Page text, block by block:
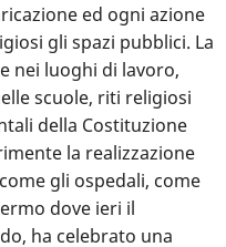
ed ogni azione
gli spazi pubblici. La
nei luoghi di lavoro,
scuole, riti religiosi
della Costituzione
la realizzazione
gli ospedali, come
dove ieri il
ha celebrato una